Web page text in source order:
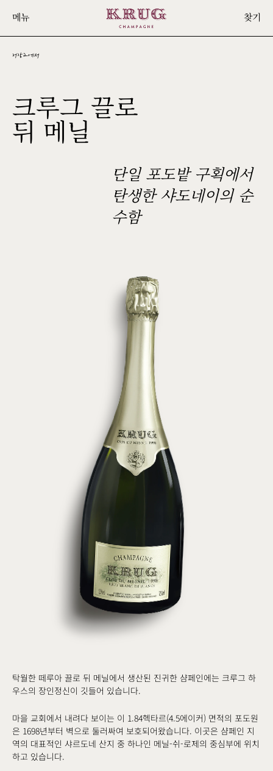
main
content
메뉴 찾기
저장고에서
크루그 끌로
뒤 메닐1998
단일 포도밭 구획에서
탄생한 샤도네이의 순
수함
탁월한 떼루아 끌로 뒤 메닐에서 생산된 진귀한 샴페인에는 크루그 하
우스의 장인정신이 깃들어 있습니다.
마을 교회에서 내려다 보이는 이 1.84헥타르(4.5에이커) 면적의 포도원
은 1698년부터 벽으로 둘러싸여 보호되어왔습니다. 이곳은 샴페인 지
역의 대표적인 샤르도네 산지 중 하나인 메닐-쉬-로제의 중심부에 위치
하고 있습니다.